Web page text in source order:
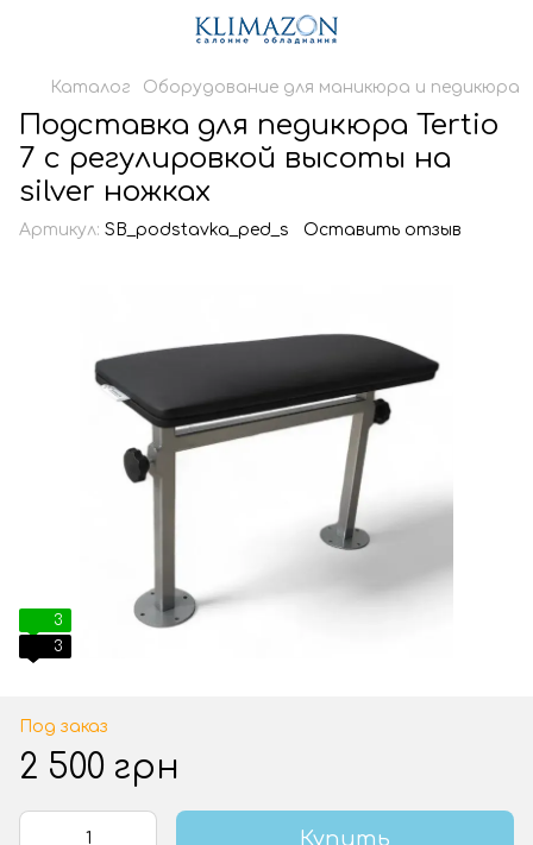
Каталог Оборудование для маникюра и педикюра
Подставка для педикюра Tertio
7 с регулировкой высоты на
silver ножках
Артикул: SB_podstavka_ped_s Оставить отзыв
3
3
Под заказ
2 500 грн
Купить